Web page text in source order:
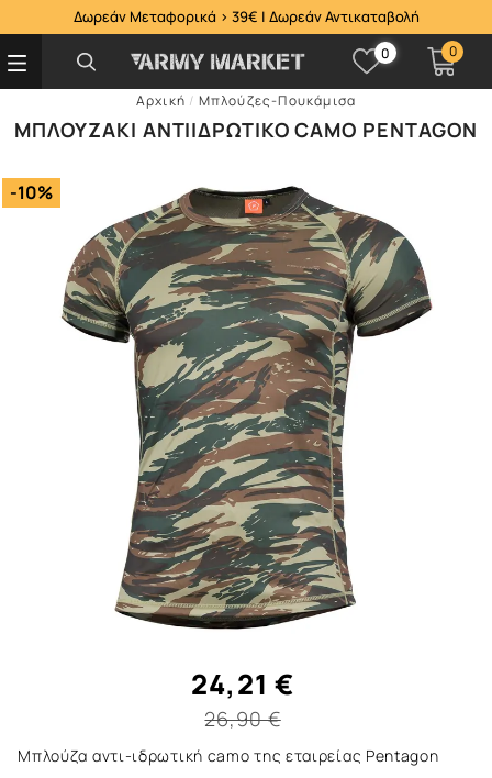
Δωρεάν Μεταφορικά > 39€ | Δωρεάν Αντικαταβολή
0 0
Αρχική / Μπλούζες-Πουκάμισα
ΜΠΛΟΥΖΆΚΙ ΑΝΤΙΙΔΡΩΤΙΚΌ CAMO PENTAGON
-10%
24,21 €
26,90 €
Μπλούζα αντι-ιδρωτική camo της εταιρείας Pentagon